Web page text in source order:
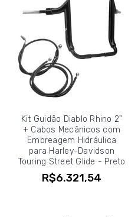
Kit Guidão Diablo Rhino 2"
+ Cabos Mecânicos com
Embreagem Hidráulica
para Harley-Davidson
Touring Street Glide - Preto
R$6.321,54